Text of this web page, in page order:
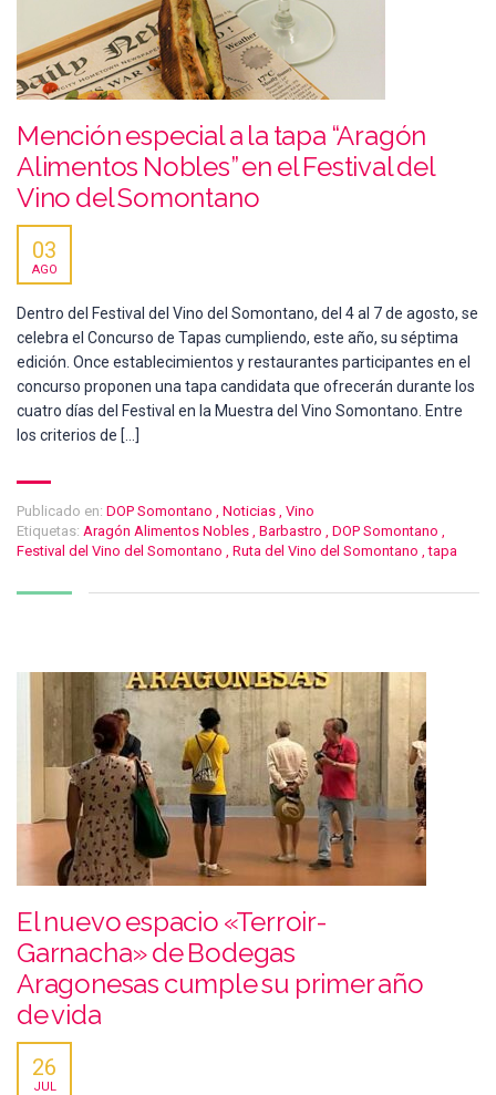
Mención especial a la tapa “Aragón
Alimentos Nobles” en el Festival del
Vino del Somontano
03
AGO
Dentro del Festival del Vino del Somontano, del 4 al 7 de agosto, se
celebra el Concurso de Tapas cumpliendo, este año, su séptima
edición. Once establecimientos y restaurantes participantes en el
concurso proponen una tapa candidata que ofrecerán durante los
cuatro días del Festival en la Muestra del Vino Somontano. Entre
los criterios de […]
Publicado en: DOP Somontano , Noticias , Vino
Etiquetas: Aragón Alimentos Nobles , Barbastro , DOP Somontano ,
Festival del Vino del Somontano , Ruta del Vino del Somontano , tapa
El nuevo espacio «Terroir-
Garnacha» de Bodegas
Aragonesas cumple su primer año
de vida
26
JUL